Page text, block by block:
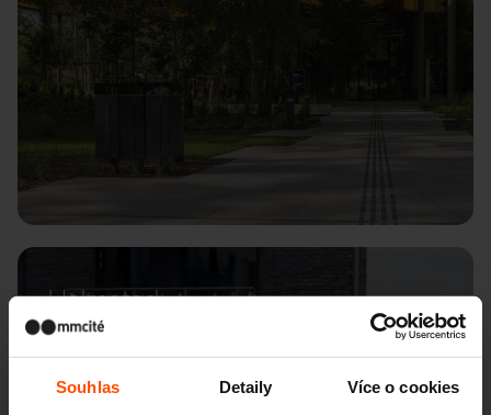
Souhlas Detaily Více o cookies
Halmstad